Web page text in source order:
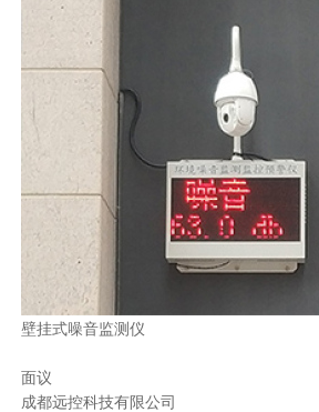
壁挂式噪音监测仪
面议
成都远控科技有限公司